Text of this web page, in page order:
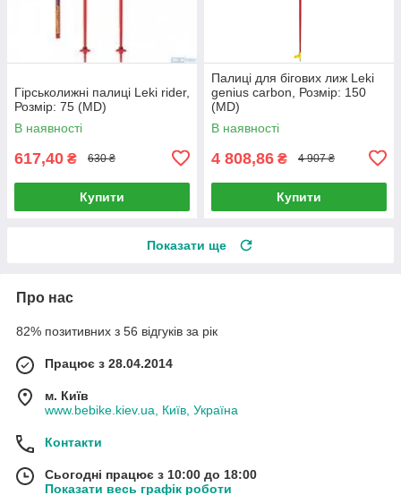
Гірськолижні палиці Leki rider,
Розмір: 75 (MD)
В наявності
617,40 ₴ 630 ₴
Купити
Палиці для бігових лиж Leki
genius carbon, Розмір: 150
(MD)
В наявності
4 808,86 ₴ 4 907 ₴
Купити
Показати ще
Про нас
82% позитивних з 56 відгуків за рік
Працює з 28.04.2014
м. Київ
www.bebike.kiev.ua, Київ, Україна
Контакти
Сьогодні працює з 10:00 до 18:00
Показати весь графік роботи